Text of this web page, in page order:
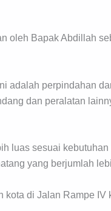
oleh Bapak Abdillah
adalah perpindahan
dan peralatan
luas sesuai
yang berjumlah
kota di Jalan Rampe